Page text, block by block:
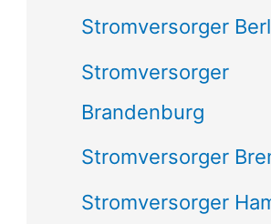
Stromversorger
Stromversorger
Brandenburg
Stromversorger
Stromversorger